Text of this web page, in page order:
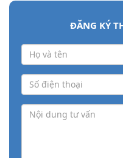
ĐĂNG KÝ